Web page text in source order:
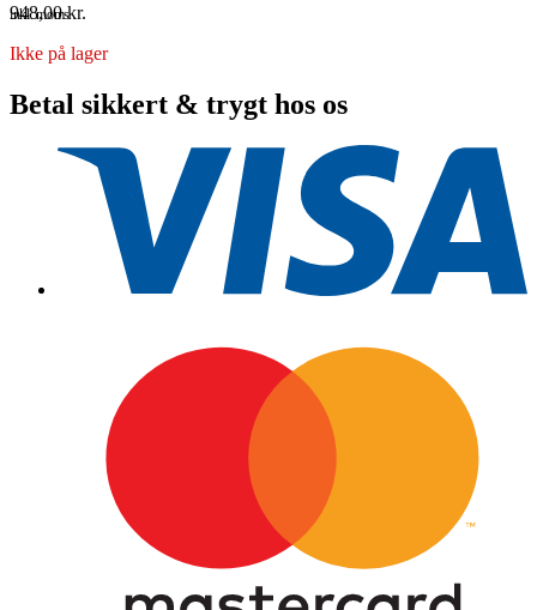
948,00kr.
inkl. moms
Ikke på lager
Betal sikkert & trygt hos os